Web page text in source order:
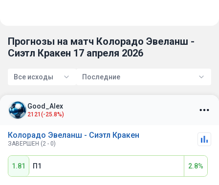
Прогнозы на матч Колорадо Эвеланш -
Сиэтл Кракен 17 апреля 2026
Все исходы Последние
Good_Alex
2121(-25.8%)
Колорадо Эвеланш - Сиэтл Кракен
ЗАВЕРШЕН (2 - 0)
1.81 П1 2.8%